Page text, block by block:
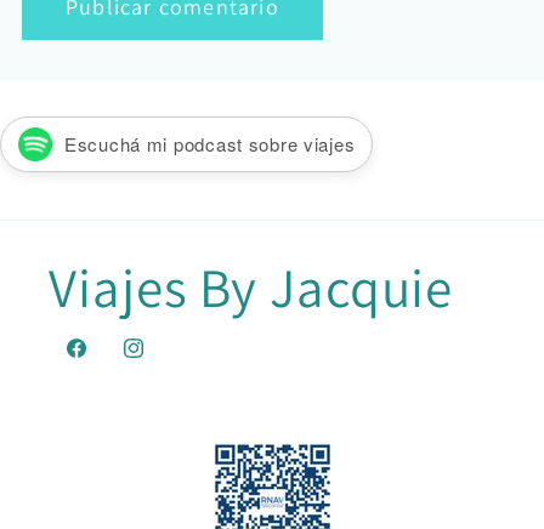
Escuchá mi podcast sobre viajes
Viajes By Jacquie
FacebookInstagram